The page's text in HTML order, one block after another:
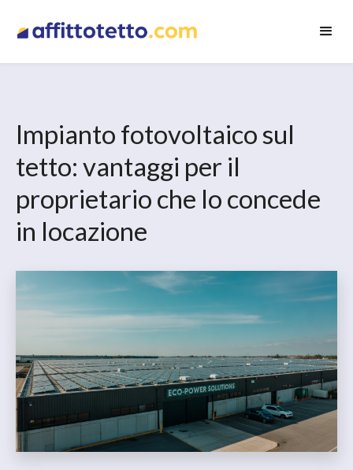
Impianto fotovoltaico sul
tetto: vantaggi per il
proprietario che lo concede
in locazione